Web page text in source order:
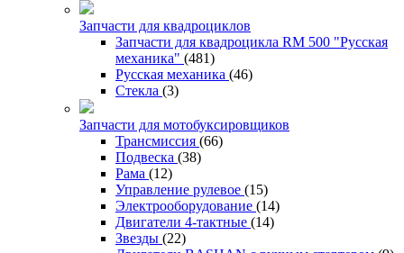
Запчасти для квадроциклов
Запчасти для квадроцикла RM 500 "Русская
механика" (481)
Русская механика (46)
Стекла (3)
Запчасти для мотобуксировщиков
Трансмиссия (66)
Подвеска (38)
Рама (12)
Управление рулевое (15)
Электрооборудование (14)
Двигатели 4-тактные (14)
Звезды (22)